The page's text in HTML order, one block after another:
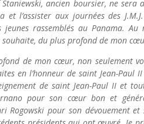
ancien boursier, ne sera
et l’assister aux journées des
rassemblés au Panama.
du plus profond de mon
de mon cœur, non seulement
en l’honneur de saint Jean-Paul
de saint Jean-Paul II et
pour son cœur bon et
pour son dévouement et